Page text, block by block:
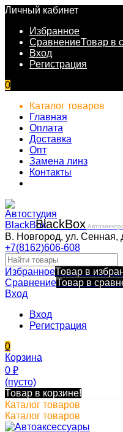
Личный кабинет
Избранное
СравнениеТовар в
Вход
Регистрация
0
Каталог товаров
Главная
Оплата
Доставка
Опт
Замена линз
Контакты
BlackBox
В. Новгород, ул. Сенная,
+7(8162)606-608
ИзбранноеТовар в
СравнениеТовар в
Вход
Вход
Регистрация
0
Корзина
0 ₽
(пусто)
Товар в корзине!
Каталог товаров
Каталог товаров